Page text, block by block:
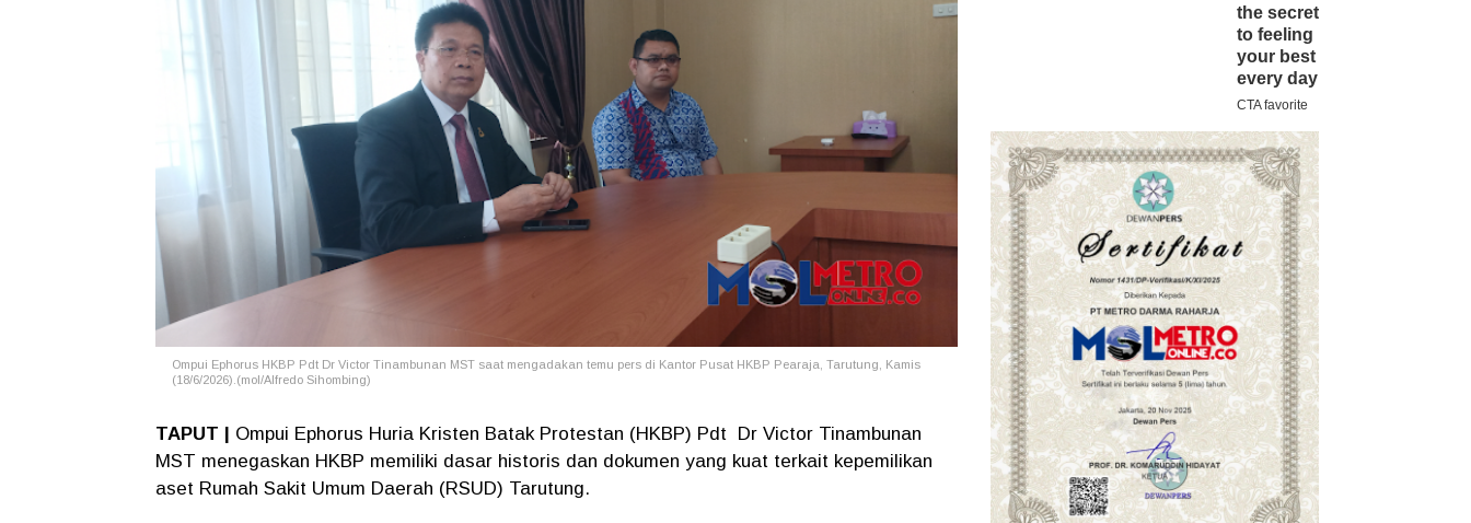
Ompui Ephorus HKBP Pdt Dr Victor Tinambunan MST saat mengadakan temu pers di Kantor Pusat HKBP Pearaja, Tarutung, Kamis
(18/6/2026).(mol/Alfredo Sihombing)
TAPUT | Ompui Ephorus Huria Kristen Batak Protestan (HKBP) Pdt Dr Victor Tinambunan
MST menegaskan HKBP memiliki dasar historis dan dokumen yang kuat terkait kepemilikan
aset Rumah Sakit Umum Daerah (RSUD) Tarutung.